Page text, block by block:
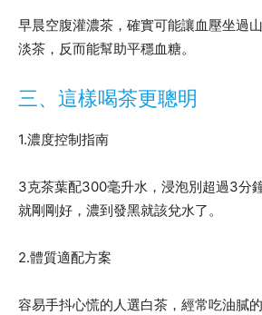
早晨空腹灌濃茶，確實可能讓血壓坐過
淡茶，反而能幫助平穩血糖。
三、這樣喝茶更聰明
1.濃度控制指南
3克茶葉配300毫升水，浸泡別超過3分
就剛剛好，濃到發黑就該兌水了。
2.體質適配方案
容易手抖心慌的人選白茶，經常吃油膩